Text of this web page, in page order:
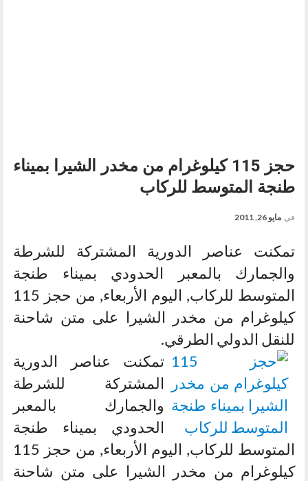
حجز 115 كيلوغرام من مخدر الشيرا بميناء
طنجة المتوسط للركاب
في مايو 26, 2011
تمكنت عناصر الدورية المشتركة للشرطة
والجمارك بالمعبر الحدودي بميناء طنجة
المتوسط للركاب, اليوم الأربعاء, من حجز 115
كيلوغرام من مخدر الشيرا على متن شاحنة
للنقل الدولي الطرقي.
تمكنت عناصر الدورية
المشتركة للشرطة
والجمارك بالمعبر
الحدودي بميناء طنجة
المتوسط للركاب, اليوم الأربعاء, من حجز 115
كيلوغرام من مخدر الشيرا على متن شاحنة